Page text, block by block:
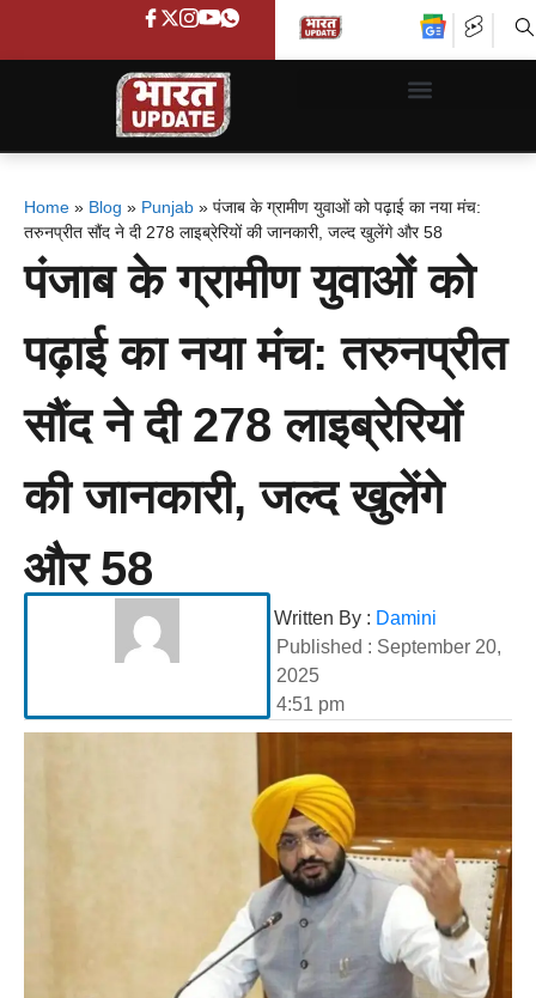
Home » Blog » Punjab » पंजाब के ग्रामीण युवाओं को पढ़ाई का नया मंच:
तरुनप्रीत सौंद ने दी 278 लाइब्रेरियों की जानकारी, जल्द खुलेंगे और 58
पंजाब के ग्रामीण युवाओं को
पढ़ाई का नया मंच: तरुनप्रीत
सौंद ने दी 278 लाइब्रेरियों
की जानकारी, जल्द खुलेंगे
और 58
Written By : Damini
Published : September 20,
2025
4:51 pm